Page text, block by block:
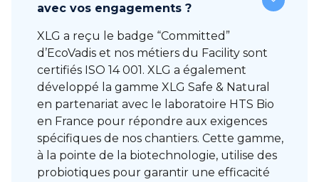
avec vos engagements ?
XLG a reçu le badge “Committed”
d’EcoVadis et nos métiers du Facility sont
certifiés ISO 14 001. XLG a également
développé la gamme XLG Safe & Natural
en partenariat avec le laboratoire HTS Bio
en France pour répondre aux exigences
spécifiques de nos chantiers. Cette gamme,
à la pointe de la biotechnologie, utilise des
probiotiques pour garantir une efficacité